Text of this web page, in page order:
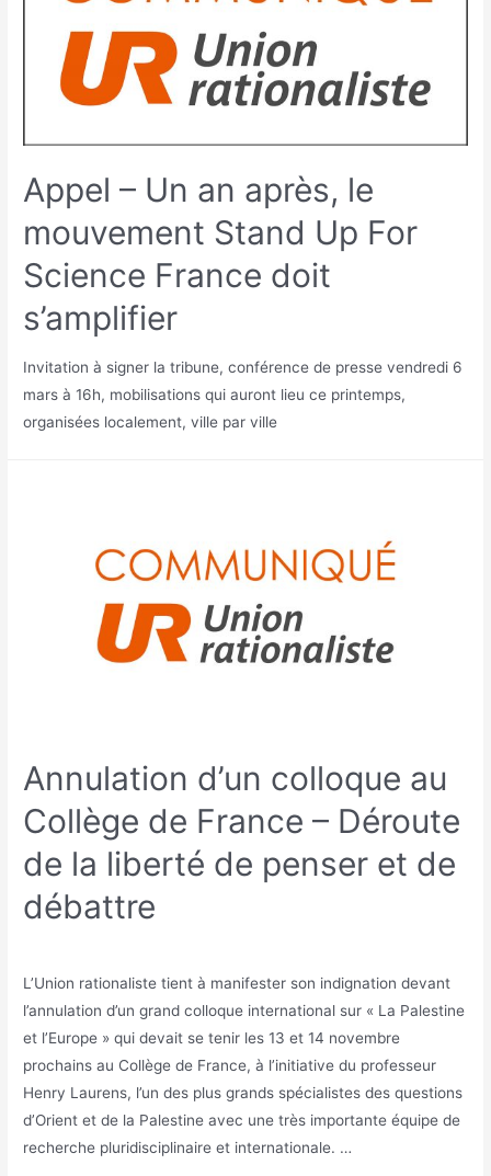
Appel – Un an après, le
mouvement Stand Up For
Science France doit
s’amplifier
Invitation à signer la tribune, conférence de presse vendredi 6
mars à 16h, mobilisations qui auront lieu ce printemps,
organisées localement, ville par ville
Annulation d’un colloque au
Collège de France – Déroute
de la liberté de penser et de
débattre
L’Union rationaliste tient à manifester son indignation devant
l’annulation d’un grand colloque international sur « La Palestine
et l’Europe » qui devait se tenir les 13 et 14 novembre
prochains au Collège de France, à l’initiative du professeur
Henry Laurens, l’un des plus grands spécialistes des questions
d’Orient et de la Palestine avec une très importante équipe de
recherche pluridisciplinaire et internationale. …